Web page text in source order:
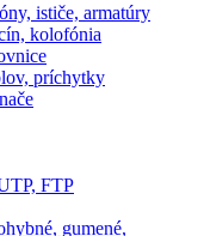
ističe, armatúry
kolofónia
príchytky
FTP
gumené,